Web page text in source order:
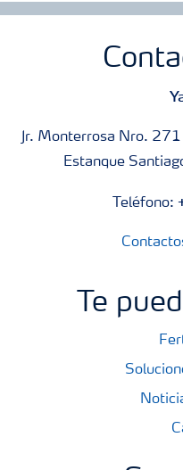
Jr. Monterrosa Nro.
Estanque
Teléfono:
Te